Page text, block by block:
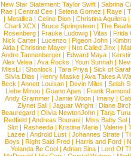
New Star Statement: Taylor Swift | Sabrina
Rae |Central Cee |Selena Gomez |Raye |
| Metallica | Celine Dion | Christina Aguilera |
Charli XCX |Bruce Springsteen |The
Rosenberg | Frauke Ludowig | Vitas | Frida
Nick Carter | Lucenzo | Pigeon John |
Aida |Christine Mayer |Not Called Jinx |
Andre Tannenberger | Edward Maya |
Alex Velea | Ava Rocks | Youn Sunnah |
MissLi | Shonlock | Tara Priya | Sick of
Silvia Dias |Henry Maske |Ava Takes A
Beck |Annett Louisan |Devin Miles |Selah
Liebe Minou |Guano Apes |Frank Ramond
Andy Grammer |Jamie Woon | Imany |
Ziynet Sali |Jaguar Wright |Diane
Beauregard |Olivia NewtonJohn |Tarja
Redfield | Andreas Bourani | Miss Baby Sol
Slot | Rasheeda | Kristina Maria | Valerie |
Lazee | Android Lust | Johannes Strate |
Boys | Right Said Fred | Harris and Ford |
Yolanda Be Cool |Adrian Sina |Lord Of